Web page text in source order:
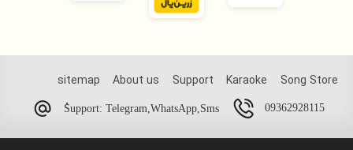
شهره صولتی
عارف
Song Store
Karaoke
Support
About us
sitemap
09362928115 ُSupport: Telegram,WhatsApp,Sms